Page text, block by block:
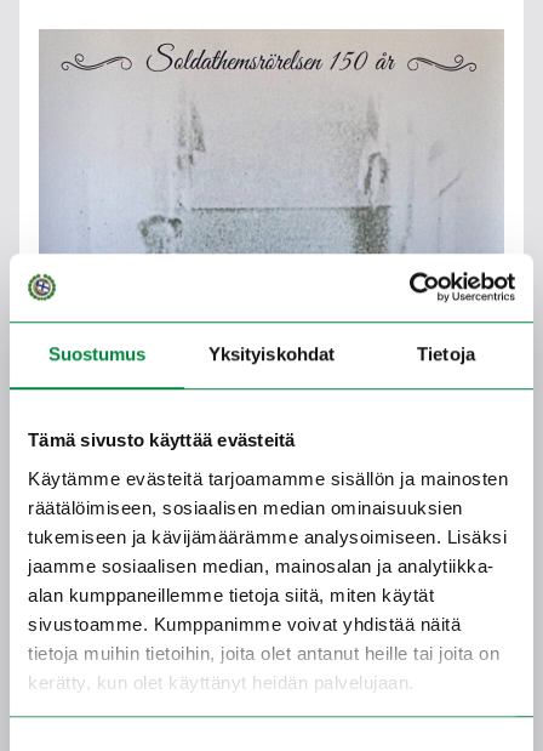
Suostumus Yksityiskohdat Tietoja
Tämä sivusto käyttää evästeitä
Käytämme evästeitä tarjoamamme sisällön ja mainosten
räätälöimiseen, sosiaalisen median ominaisuuksien
tukemiseen ja kävijämäärämme analysoimiseen. Lisäksi
jaamme sosiaalisen median, mainosalan ja analytiikka-
alan kumppaneillemme tietoja siitä, miten käytät
sivustoamme. Kumppanimme voivat yhdistää näitä
tietoja muihin tietoihin, joita olet antanut heille tai joita on
kerätty, kun olet käyttänyt heidän palvelujaan.
Tänä päivänä kirjeiden kirjoittamisen ja
suuri, mutta toimiva langaton verkko on sitäkin
tärkeämpi. Kirjoja ja lehtiä on tarjolla, mutta
niitä täydentävät nykyään pelit,
pelitietokoneet ja televisiot. Toiminnan
sosiaalinen ulottuvuus näkyy ammattimaisena
tukena sotilaille, veteraaneille ja heidän
läheisilleen.
NATO-jäsenyys ja kansainväliset
tehtävät